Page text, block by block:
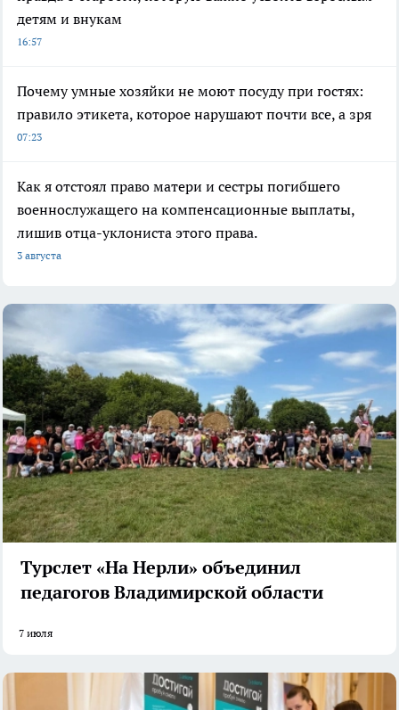
детям и внукам
16:57
Почему умные хозяйки не моют посуду при гостях:
правило этикета, которое нарушают почти все, а зря
07:23
Как я отстоял право матери и сестры погибшего
военнослужащего на компенсационные выплаты,
лишив отца-уклониста этого права.
3 августа
Турслет «На Нерли» объединил
педагогов Владимирской области
7 июля